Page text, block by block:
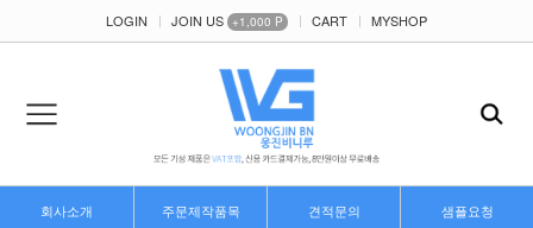
LOGIN JOIN US +1,000 P CART MYSHOP
회사소개 주문제작품목 견적문의 샘플요청